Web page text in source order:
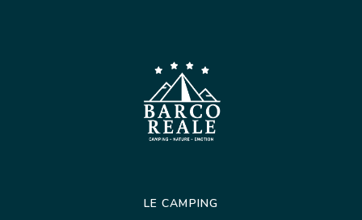
LE CAMPING